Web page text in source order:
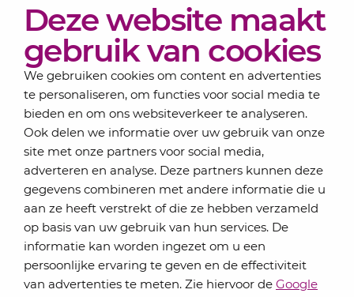
Deze website maakt
gebruik van cookies
We gebruiken cookies om content en advertenties
te personaliseren, om functies voor social media te
bieden en om ons websiteverkeer te analyseren.
Ook delen we informatie over uw gebruik van onze
site met onze partners voor social media,
adverteren en analyse. Deze partners kunnen deze
gegevens combineren met andere informatie die u
aan ze heeft verstrekt of die ze hebben verzameld
op basis van uw gebruik van hun services. De
informatie kan worden ingezet om u een
persoonlijke ervaring te geven en de effectiviteit
van advertenties te meten. Zie hiervoor de Google
Actueel
Over Lansigt
Contact
Schrijf je in voor onze nieuwsbrief
Elke maand bundelen de adviseurs van Lansigt in
de eSigt het nieuws.
Jouw emailadres
Inschrijven